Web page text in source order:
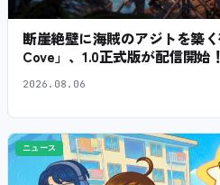
断崖絶壁に海賊のアジトを築
Cove」、1.0正式版が配信開始！
2026.08.06
ニュース